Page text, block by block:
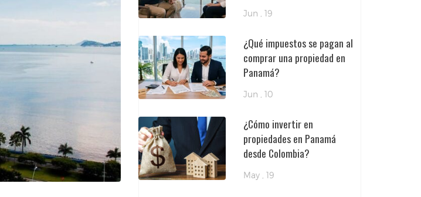
Jun , 19
¿Qué impuestos se pagan al
comprar una propiedad en
Panamá?
Jun , 10
¿Cómo invertir en
propiedades en Panamá
desde Colombia?
May , 19